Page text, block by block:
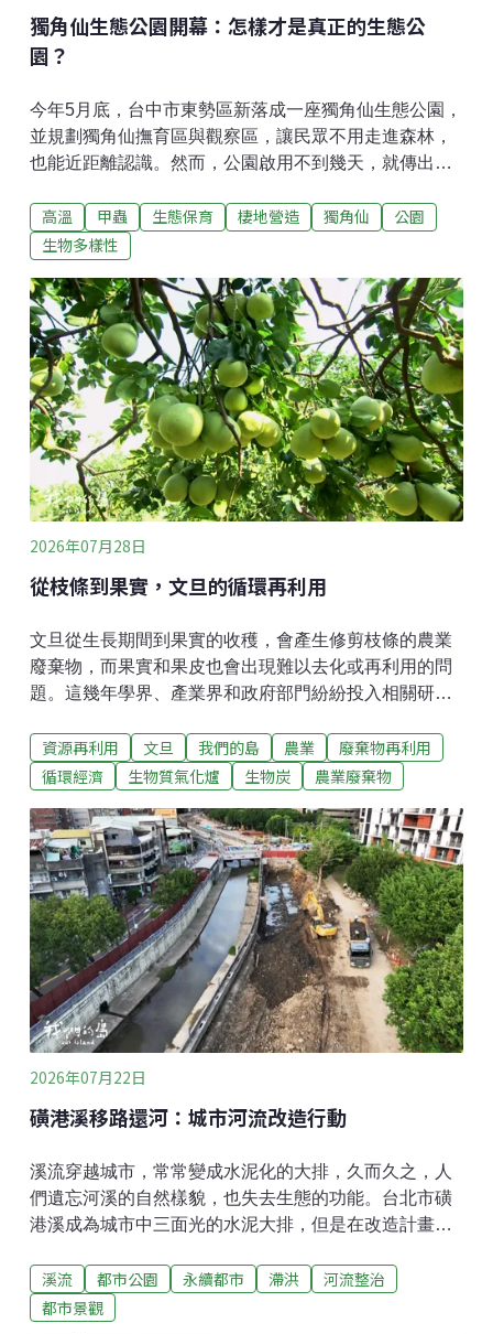
獨角仙生態公園開幕：怎樣才是真正的生態公
園？
今年5月底，台中市東勢區新落成一座獨角仙生態公園，
並規劃獨角仙撫育區與觀察區，讓民眾不用走進森林，
也能近距離認識。然而，公園啟用不到幾天，就傳出籠
角仙生態公園占地4400平方公尺，除了有許多兒童遊具
設施，還規劃72平方公尺大小的獨角仙撫育區，另外為
察區，在裡頭飼養獨角仙，提供教育展示。台中市政府
表示，東勢原本就是淺山環境，野外經常可見獨角仙，
因此希望以在地特色打造生態公園，在觀察區籠子內有2
棵光臘樹以及草叢，鋪上腐植土和落葉，籠子外的撫育
區則種有40棵光臘樹和木屑步道，吸引獨角仙。台中市
養護工程處處長白玨瑛指出，原本公園預計放養100隻
獨角仙，5月30日放養第一批30隻，10隻在籠子外、20
隻在籠子內。但放養沒多久，有民眾拍下籠子內的獨角
仙，已經在落葉堆下死亡。居民邱俊瑋說，「這些鐵籠
高溫 甲蟲 生態保育 棲地營造 獨角仙
公園
生物多樣性
2026年07月28日
從枝條到果實，文旦的循環再利用
文旦從生長期間到果實的收穫，會產生修剪枝條的農業
廢棄物，而果實和果皮也會出現難以去化或再利用的問
題。這幾年學界、產業界和政府部門紛紛投入相關研
用，希望解決文旦農業廢棄物的問題。文旦枝條 就地粉
碎循環再利用全國文旦種植面積將近4000公頃，文旦樹
病蟲害。根據農業部台南區農業改良場的評估，文旦果
園大約每公頃會產生6到21公噸左右的枝條廢棄物。過
去農民大多採取就地堆置或掩埋，甚至焚燒作為去化方
式，不但要花費相當長的腐化時間，耗費人力和成本，
也會造成空氣污染。為了讓文旦廢棄物達到循環再利
用，台南區農業改良場輔導農民利用乘坐式割草機，將
直徑約2公分以下的葉片和枝條，直接在園區就地粉碎。
作物改良科果樹研究室副研究員張汶肇表示，1週內就可
以乾枯萎凋，大約3到4個月完成腐化、分解，再經過二
資源再利用 文旦 我們的島 農業
廢棄物再利用
循環經濟
生物質氣化爐 生物炭 農業廢棄物
2026年07月22日
磺港溪移路還河：城市河流改造行動
溪流穿越城市，常常變成水泥化的大排，久而久之，人
們遺忘河溪的自然樣貌，也失去生態的功能。台北市磺
港溪成為城市中三面光的水泥大排，但是在改造計畫之
山，流過北投匯入基隆河，長期成為馬路旁的大排。從
空中俯瞰，水泥化的磺港溪，位在馬路的中間，一側就
溪流 都市公園 永續都市 滯洪
河流整治
都市景觀